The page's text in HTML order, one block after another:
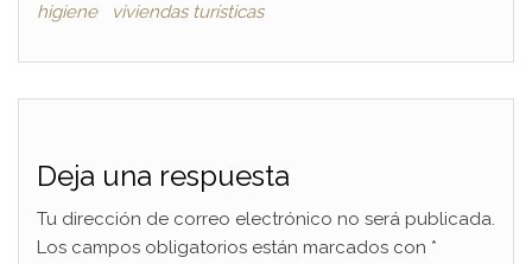
higiene
viviendas turísticas
Deja una respuesta
Tu dirección de correo electrónico no será publicada.
Los campos obligatorios están marcados con *